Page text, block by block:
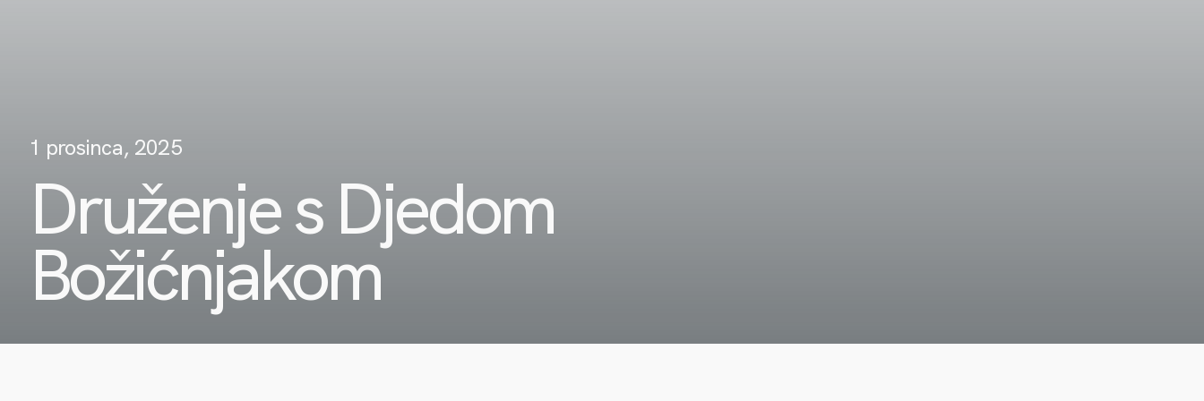
1 prosinca, 2025
Druženje s Djedom
Božićnjakom